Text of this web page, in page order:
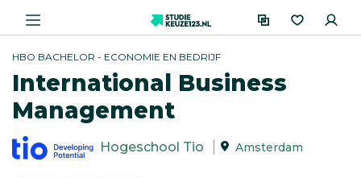
HBO BACHELOR - ECONOMIE EN BEDRIJF
International Business
Management
Hogeschool Tio Amsterdam